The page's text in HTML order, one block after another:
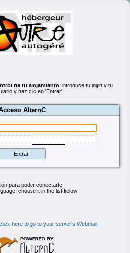
de tu alojamiento , introduce tu login y tu
y haz clic en 'Entrar'
AlternC
para poder conectarte
choose it in the list below
here to go to your server's Webmail